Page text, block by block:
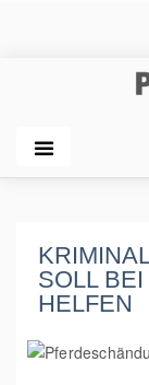
SOLL
HELFEN